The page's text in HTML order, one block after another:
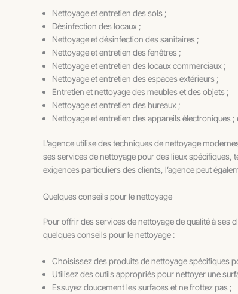
Nettoyage et entretien des sols ;
Désinfection des locaux ;
Nettoyage et désinfection des sanitaires ;
Nettoyage et entretien des fenêtres ;
Nettoyage et entretien des locaux commerciaux ;
Nettoyage et entretien des espaces extérieurs ;
Entretien et nettoyage des meubles et des objets ;
Nettoyage et entretien des bureaux ;
Nettoyage et entretien des appareils électroniques ;
L’agence utilise des techniques de nettoyage
ses services de nettoyage pour des lieux spécifiques,
exigences particuliers des clients, l’agence peut
Quelques conseils pour le nettoyage
Pour offrir des services de nettoyage de qualité à ses
quelques conseils pour le nettoyage :
Choisissez des produits de nettoyage spécifiques
Utilisez des outils appropriés pour nettoyer une
Essuyez doucement les surfaces et ne frottez pas ;